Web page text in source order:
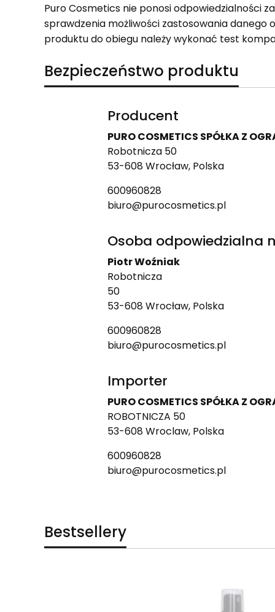
Puro Cosmetics nie ponosi odpowiedzialności
sprawdzenia możliwości zastosowania
produktu do obiegu należy wykonać test
Bezpieczeństwo produktu
Producent
PURO COSMETICS SPÓŁKA Z
Robotnicza 50
53-608 Wrocław, Polska
600960828
biuro@purocosmetics.pl
Osoba odpowiedzialna
Piotr Woźniak
Robotnicza
50
53-608 Wrocław, Polska
600960828
biuro@purocosmetics.pl
Importer
PURO COSMETICS SPÓŁKA Z
ROBOTNICZA 50
53-608 Wroclaw, Polska
600960828
biuro@purocosmetics.pl
Bestsellery